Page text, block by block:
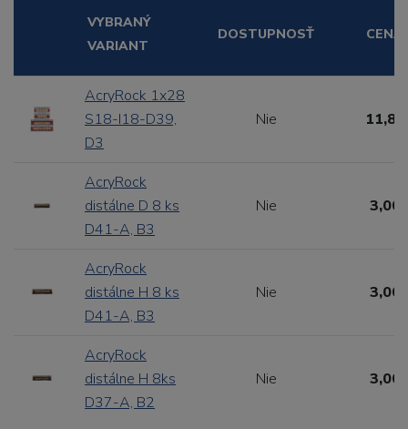
VYBRANÝ
VARIANT
DOSTUPNOSŤ CENA
AcryRock 1x28
S18-I18-D39,
D3
Nie
AcryRock
distálne D 8 ks
D41-A, B3
Nie 3,00
AcryRock
distálne H 8 ks
D41-A, B3
Nie 3,00
AcryRock
distálne H 8ks
D37-A, B2
Nie 3,00